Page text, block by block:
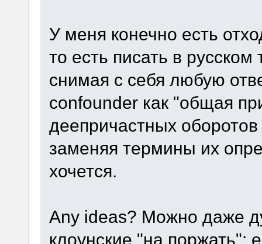
У меня конечно есть
то есть писать в
снимая с себя любую
confounder как "общая
деепричастных
заменяя термины их
хочется.
Any ideas? Можно даже
клоунские "на поржать":